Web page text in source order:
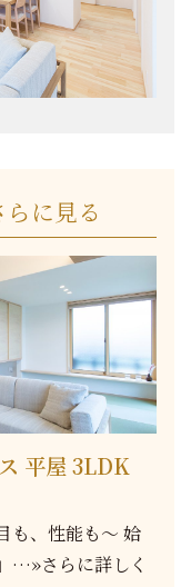
に見る
平屋 3LDK
も、性能も～ 姶
…»さらに詳しく